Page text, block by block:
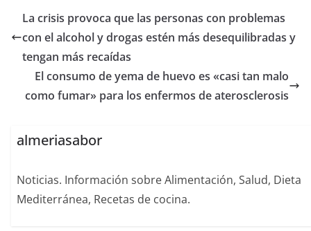
La crisis provoca que las personas con problemas
con el alcohol y drogas estén más desequilibradas y
tengan más recaídas
El consumo de yema de huevo es «casi tan malo
como fumar» para los enfermos de aterosclerosis
almeriasabor
Noticias. Información sobre Alimentación, Salud, Dieta
Mediterránea, Recetas de cocina.